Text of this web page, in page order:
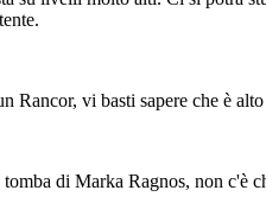
Rancor, vi basti sapere che è
di Marka Ragnos, non c'è